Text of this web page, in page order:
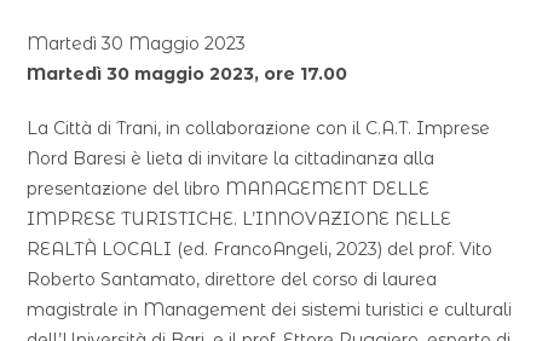
Martedì 30 Maggio 2023
Martedì 30 maggio 2023, ore 17.00
La Città di Trani, in collaborazione con il C.A.T. Imprese
Nord Baresi è lieta di invitare la cittadinanza alla
presentazione del libro MANAGEMENT DELLE
IMPRESE TURISTICHE. L’INNOVAZIONE NELLE
REALTÀ LOCALI (ed. FrancoAngeli, 2023) del prof. Vito
Roberto Santamato, direttore del corso di laurea
magistrale in Management dei sistemi turistici e culturali